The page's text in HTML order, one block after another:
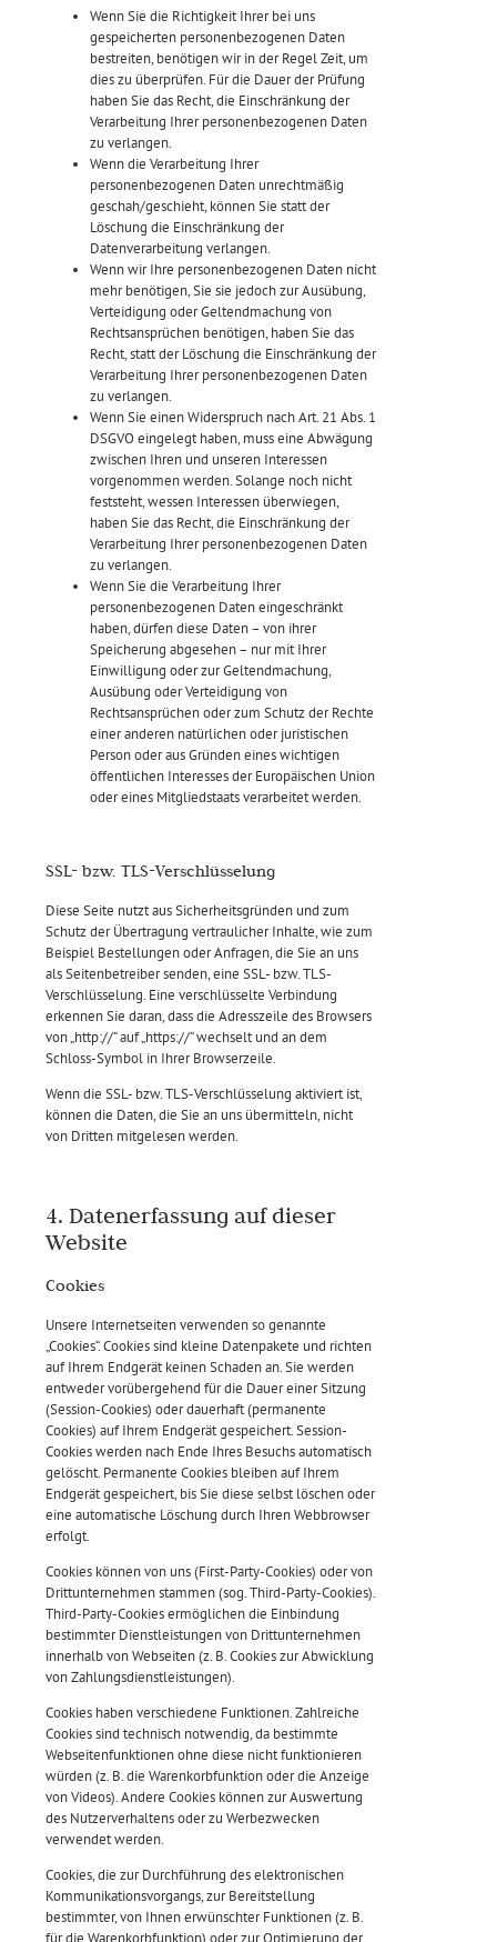
Wenn Sie die Richtigkeit Ihrer bei uns
gespeicherten personenbezogenen Daten
bestreiten, benötigen wir in der Regel Zeit, um
dies zu überprüfen. Für die Dauer der Prüfung
haben Sie das Recht, die Einschränkung der
Verarbeitung Ihrer personenbezogenen Daten
zu verlangen.
Wenn die Verarbeitung Ihrer
personenbezogenen Daten unrechtmäßig
geschah/geschieht, können Sie statt der
Löschung die Einschränkung der
Datenverarbeitung verlangen.
Wenn wir Ihre personenbezogenen Daten nicht
mehr benötigen, Sie sie jedoch zur Ausübung,
Verteidigung oder Geltendmachung von
Rechtsansprüchen benötigen, haben Sie das
Recht, statt der Löschung die Einschränkung der
Verarbeitung Ihrer personenbezogenen Daten
zu verlangen.
Wenn Sie einen Widerspruch nach Art. 21 Abs. 1
DSGVO eingelegt haben, muss eine Abwägung
zwischen Ihren und unseren Interessen
vorgenommen werden. Solange noch nicht
feststeht, wessen Interessen überwiegen,
haben Sie das Recht, die Einschränkung der
Verarbeitung Ihrer personenbezogenen Daten
zu verlangen.
Wenn Sie die Verarbeitung Ihrer
personenbezogenen Daten eingeschränkt
haben, dürfen diese Daten – von ihrer
Speicherung abgesehen – nur mit Ihrer
Einwilligung oder zur Geltendmachung,
Ausübung oder Verteidigung von
Rechtsansprüchen oder zum Schutz der Rechte
einer anderen natürlichen oder juristischen
Person oder aus Gründen eines wichtigen
öffentlichen Interesses der Europäischen Union
oder eines Mitgliedstaats verarbeitet werden.
SSL- bzw. TLS-Verschlüsselung
Diese Seite nutzt aus Sicherheitsgründen und zum
Schutz der Übertragung vertraulicher Inhalte, wie zum
Beispiel Bestellungen oder Anfragen, die Sie an uns
als Seitenbetreiber senden, eine SSL- bzw. TLS-
Verschlüsselung. Eine verschlüsselte Verbindung
erkennen Sie daran, dass die Adresszeile des Browsers
von „http://“ auf „https://“ wechselt und an dem
Schloss-Symbol in Ihrer Browserzeile.
Wenn die SSL- bzw. TLS-Verschlüsselung aktiviert ist,
können die Daten, die Sie an uns übermitteln, nicht
von Dritten mitgelesen werden.
4. Datenerfassung auf dieser
Website
Cookies
Unsere Internetseiten verwenden so genannte
„Cookies“. Cookies sind kleine Datenpakete und richten
auf Ihrem Endgerät keinen Schaden an. Sie werden
entweder vorübergehend für die Dauer einer Sitzung
(Session-Cookies) oder dauerhaft (permanente
Cookies) auf Ihrem Endgerät gespeichert. Session-
Cookies werden nach Ende Ihres Besuchs automatisch
gelöscht. Permanente Cookies bleiben auf Ihrem
Endgerät gespeichert, bis Sie diese selbst löschen oder
eine automatische Löschung durch Ihren Webbrowser
erfolgt.
Cookies können von uns (First-Party-Cookies) oder von
Drittunternehmen stammen (sog. Third-Party-Cookies).
Third-Party-Cookies ermöglichen die Einbindung
bestimmter Dienstleistungen von Drittunternehmen
innerhalb von Webseiten (z. B. Cookies zur Abwicklung
von Zahlungsdienstleistungen).
Cookies haben verschiedene Funktionen. Zahlreiche
Cookies sind technisch notwendig, da bestimmte
Webseitenfunktionen ohne diese nicht funktionieren
würden (z. B. die Warenkorbfunktion oder die Anzeige
von Videos). Andere Cookies können zur Auswertung
des Nutzerverhaltens oder zu Werbezwecken
verwendet werden.
Cookies, die zur Durchführung des elektronischen
Kommunikationsvorgangs, zur Bereitstellung
bestimmter, von Ihnen erwünschter Funktionen (z. B.
für die Warenkorbfunktion) oder zur Optimierung der